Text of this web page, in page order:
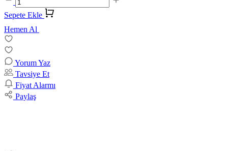
Sepete Ekle
Hemen Al
Yorum Yaz
Tavsiye Et
Fiyat Alarmı
Paylaş